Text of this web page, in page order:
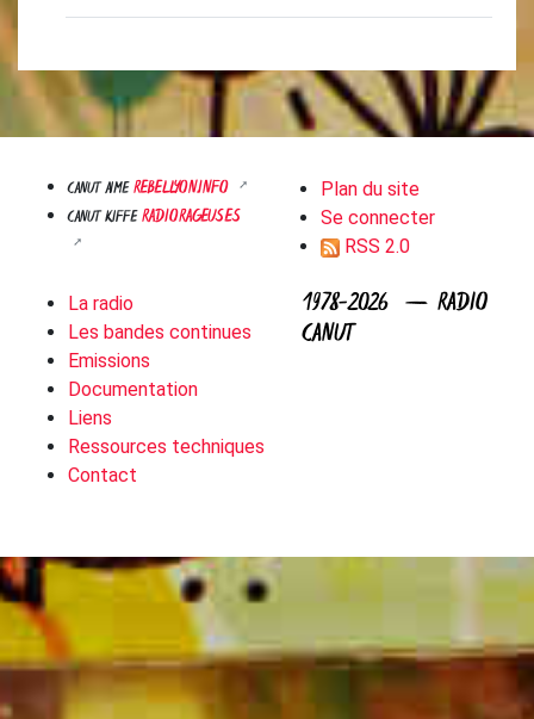
CANUT AIMEREBELLYON.INFO
CANUT KIFFERADIORAGEUSES
Plan du site
Se connecter
RSS 2.0
La radio
Les bandes continues
Emissions
Documentation
Liens
Ressources techniques
Contact
1978-2026 — RADIO
CANUT